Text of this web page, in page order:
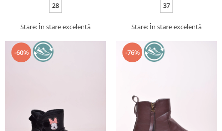
28
Stare: În stare excelentă
37
Stare: În stare excelentă
-60% -76%